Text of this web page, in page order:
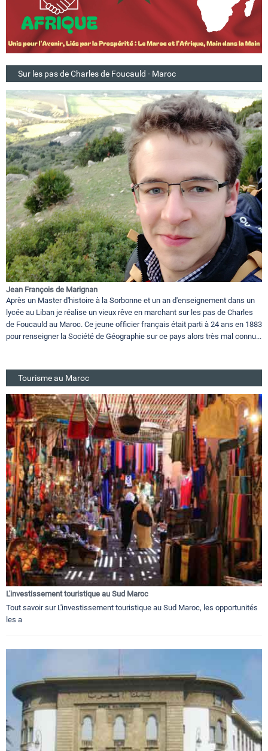
Sur les pas de Charles de Foucauld - Maroc
Jean François de Marignan
Après un Master d'histoire à la Sorbonne et un an d'enseignement dans un
lycée au Liban je réalise un vieux rêve en marchant sur les pas de Charles
de Foucauld au Maroc. Ce jeune officier français était parti à 24 ans en 1883
pour renseigner la Société de Géographie sur ce pays alors très mal connu...
Tourisme au Maroc
L'investissement touristique au Sud Maroc
Tout savoir sur L'investissement touristique au Sud Maroc, les opportunités
les a